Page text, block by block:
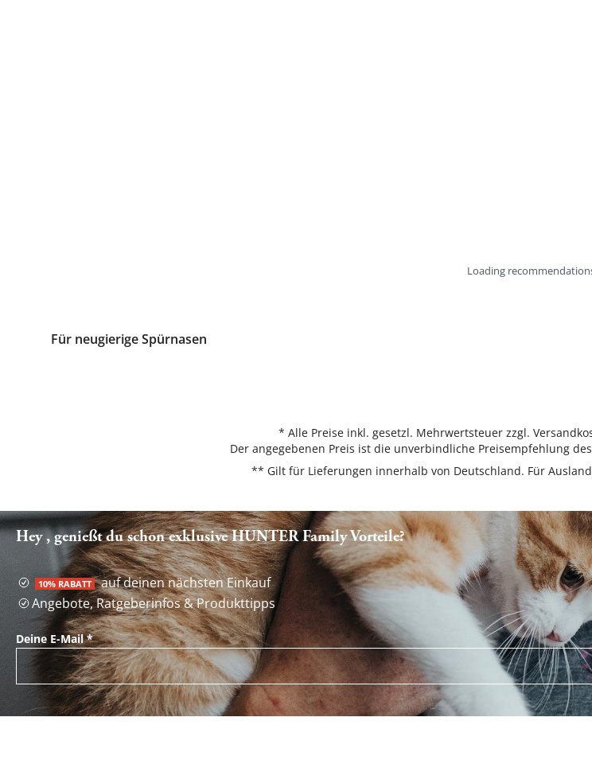
Loading
Für neugierige Spürnasen
* Alle Preise inkl. gesetzl. Mehrwertsteuer zzgl.
Der angegebenen Preis ist die unverbindliche Preisempfehlung
** Gilt für Lieferungen innerhalb von Deutschland. Für
Hey , genießt du schon exklusive HUNTER Family Vorteile?
10% RABATT auf deinen nächsten Einkauf
Angebote, Ratgeberinfos & Produkttipps
Deine E-Mail*